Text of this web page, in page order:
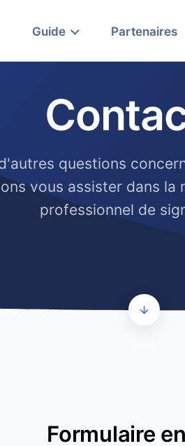
Guide Partenaires
questions
vous assister dans la
professionnel de
Formulaire